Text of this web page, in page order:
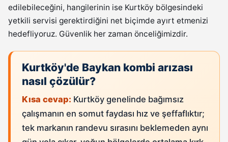
edilebileceğini, hangilerinin ise Kurtköy bölgesindeki
yetkili servisi gerektirdiğini net biçimde ayırt etmenizi
hedefliyoruz. Güvenlik her zaman önceliğimizdir.
Kurtköy'de Baykan kombi arızası
nasıl çözülür?
Kısa cevap: Kurtköy genelinde bağımsız
çalışmanın en somut faydası hız ve şeffaflıktır;
tek markanın randevu sırasını beklemeden aynı